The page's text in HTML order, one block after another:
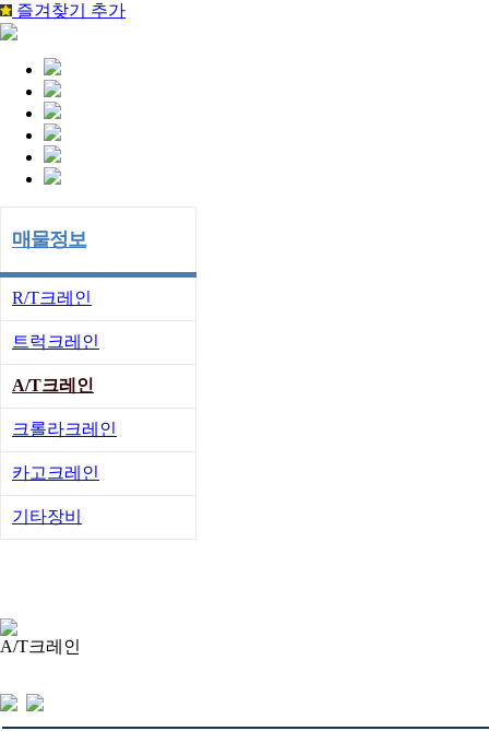
즐겨찾기 추가
매물정보
R/T크레인
트럭크레인
A/T크레인
크롤라크레인
카고크레인
기타장비
A/T크레인